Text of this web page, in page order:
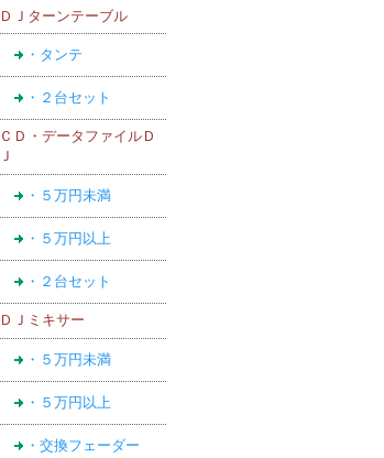
ＤＪターンテーブル
・タンテ
・２台セット
ＣＤ・データファイルＤ
Ｊ
・５万円未満
・５万円以上
・２台セット
ＤＪミキサー
・５万円未満
・５万円以上
・交換フェーダー